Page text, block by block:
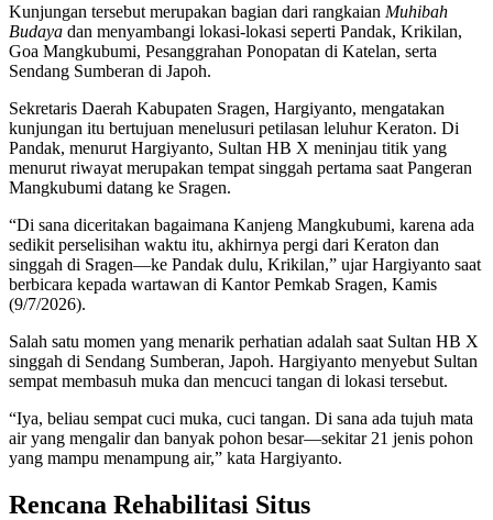
Kunjungan tersebut merupakan bagian dari rangkaian Muhibah
Budaya dan menyambangi lokasi-lokasi seperti Pandak, Krikilan,
Goa Mangkubumi, Pesanggrahan Ponopatan di Katelan, serta
Sendang Sumberan di Japoh.
Sekretaris Daerah Kabupaten Sragen, Hargiyanto, mengatakan
kunjungan itu bertujuan menelusuri petilasan leluhur Keraton. Di
Pandak, menurut Hargiyanto, Sultan HB X meninjau titik yang
menurut riwayat merupakan tempat singgah pertama saat Pangeran
Mangkubumi datang ke Sragen.
“Di sana diceritakan bagaimana Kanjeng Mangkubumi, karena ada
sedikit perselisihan waktu itu, akhirnya pergi dari Keraton dan
singgah di Sragen—ke Pandak dulu, Krikilan,” ujar Hargiyanto saat
berbicara kepada wartawan di Kantor Pemkab Sragen, Kamis
(9/7/2026).
Salah satu momen yang menarik perhatian adalah saat Sultan HB X
singgah di Sendang Sumberan, Japoh. Hargiyanto menyebut Sultan
sempat membasuh muka dan mencuci tangan di lokasi tersebut.
“Iya, beliau sempat cuci muka, cuci tangan. Di sana ada tujuh mata
air yang mengalir dan banyak pohon besar—sekitar 21 jenis pohon
yang mampu menampung air,” kata Hargiyanto.
Rencana Rehabilitasi Situs